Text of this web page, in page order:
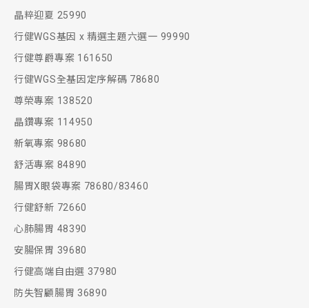
晶粹迎夏 25990
行健WGS基因 x 精選主題六選一 99990
行健尊爵專案 161650
行健WGS全基因定序解碼 78680
尊榮專案 138520
晶鑽專案 114950
新氧專案 98680
舒活專案 84890
腸胃X眼袋專案 78680/83460
行健舒新 72660
心肺腸胃 48390
安腸保胃 39680
行健高端自由選 37980
防失智顧腸胃 36890